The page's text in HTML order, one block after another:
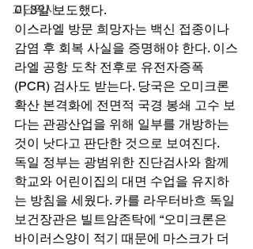
교단역사
이 3일 보도했다.
이스라엘 방문 희망자는 백신 접종이나
감염 후 회복 사실을 증명해야 한다. 이스
라엘 공항 도착 전후로 유전자증폭
(PCR) 검사도 받는다. 당국은 오미크론
확산 본격화에 전면적 국경 봉쇄 고수 보
다는 관광산업을 위해 일부를 개방하는
것이 낫다고 판단한 것으로 보여진다.
독일 정부는 광범위한 진단검사와 함께
학교와 어린이집의 대면 수업을 유지하
는 방침을 세웠다. 카를 라우터바흐 독일
보건장관은 빌트암존탁에 “오미크론은
바이러스양이 적기 때문에 마스크가 더